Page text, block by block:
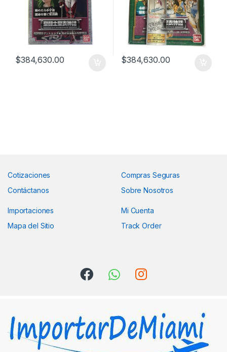
$384,630.00 $384,630.00
Cotizaciones
Contáctanos
Compras Seguras
Sobre Nosotros
Importaciones
Mapa del Sitio
Mi Cuenta
Track Order